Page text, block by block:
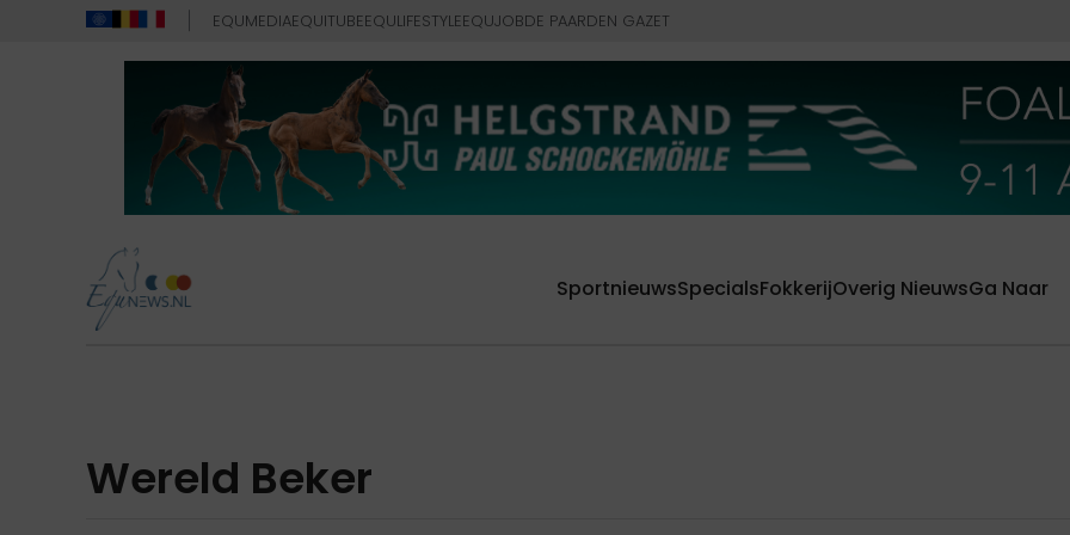
EQUMEDIAEQUITUBEEQULIFESTYLEEQUJOBDE PAARDEN GAZET
SportnieuwsSpecialsFokkerijOverig NieuwsGa Naar
Wereld Beker